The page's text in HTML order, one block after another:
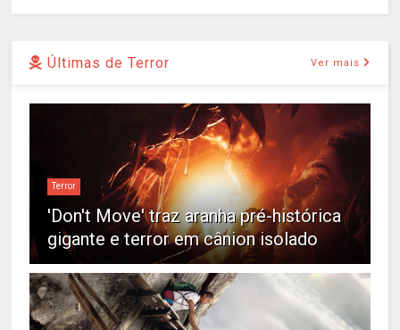
Últimas de Terror Ver mais
Terror
'Don't Move' traz aranha pré-histórica
gigante e terror em cânion isolado